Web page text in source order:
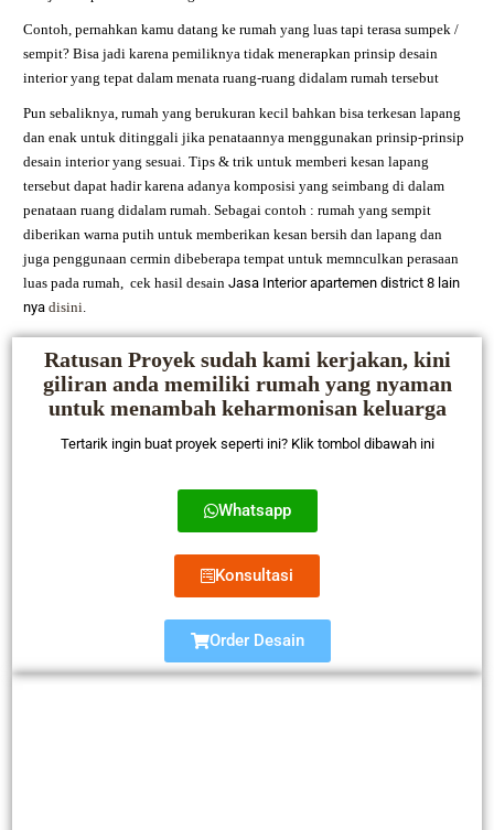
Contoh, pernahkan kamu datang ke rumah yang luas tapi terasa sumpek /
sempit? Bisa jadi karena pemiliknya tidak menerapkan prinsip desain
interior yang tepat dalam menata ruang-ruang didalam rumah tersebut
Pun sebaliknya, rumah yang berukuran kecil bahkan bisa terkesan lapang
dan enak untuk ditinggali jika penataannya menggunakan prinsip-prinsip
desain interior yang sesuai. Tips & trik untuk memberi kesan lapang
tersebut dapat hadir karena adanya komposisi yang seimbang di dalam
penataan ruang didalam rumah. Sebagai contoh : rumah yang sempit
diberikan warna putih untuk memberikan kesan bersih dan lapang dan
juga penggunaan cermin dibeberapa tempat untuk memnculkan perasaan
luas pada rumah,
cek hasil desainJasa Interior apartemen district 8 lain
nyadisini
Ratusan Proyek sudah kami kerjakan, kini
giliran anda memiliki rumah yang nyaman
untuk menambah keharmonisan keluarga
Tertarik ingin buat proyek seperti ini? Klik tombol dibawah ini
Whatsapp
Konsultasi
Order Desain